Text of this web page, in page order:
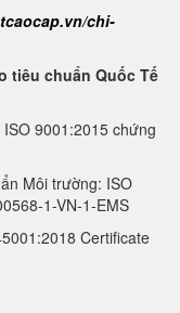
chi-
tiêu chuẩn Quốc Tế
ISO 9001:2015 chứng
Môi trường: ISO
1-VN-1-EMS
Certificate